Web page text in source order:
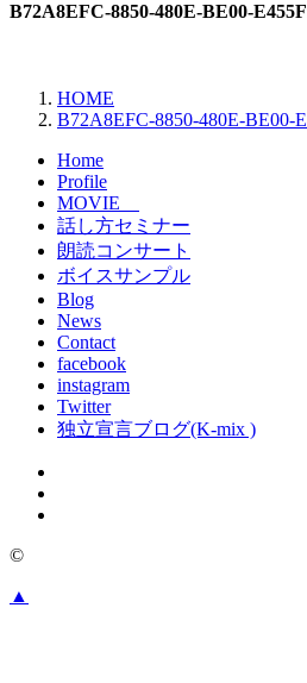
B72A8EFC-8850-480E-BE00-
HOME
B72A8EFC-8850-480E-BE00-
Home
Profile
MOVIE
話し方セミナー
朗読コンサート
ボイスサンプル
Blog
News
Contact
facebook
instagram
Twitter
独立宣言ブログ(K-mix )
©
▲